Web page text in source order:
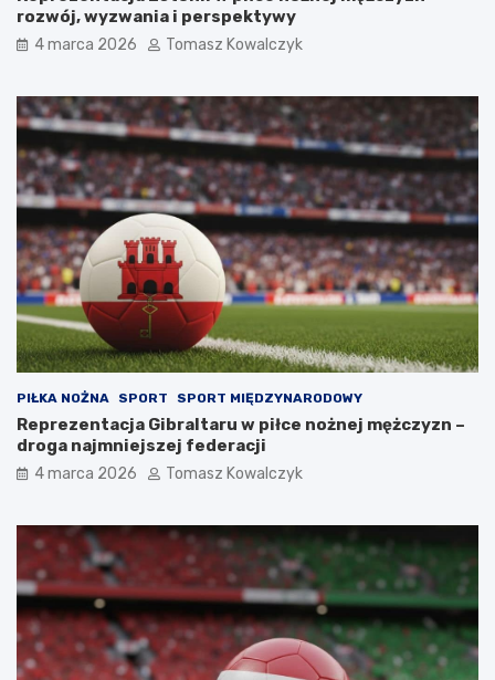
rozwój, wyzwania i perspektywy
4 marca 2026 Tomasz Kowalczyk
PIŁKA NOŻNA SPORT SPORT MIĘDZYNARODOWY
Reprezentacja Gibraltaru w piłce nożnej mężczyzn –
droga najmniejszej federacji
4 marca 2026 Tomasz Kowalczyk